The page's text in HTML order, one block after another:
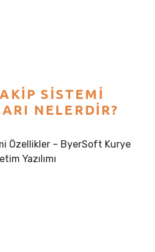
SISTEMI
NELERDIR?